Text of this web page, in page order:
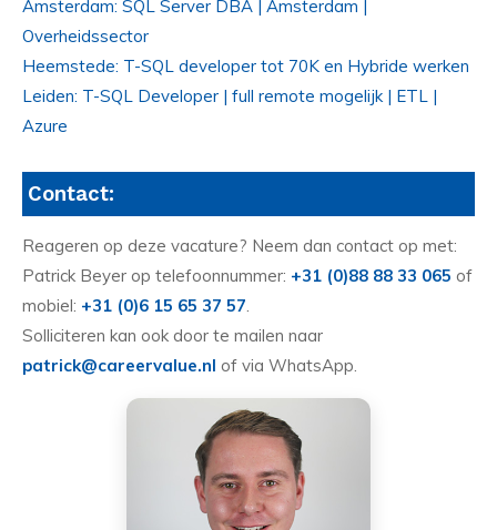
Amsterdam: SQL Server DBA | Amsterdam |
Overheidssector
Heemstede: T-SQL developer tot 70K en Hybride werken
Leiden: T-SQL Developer | full remote mogelijk | ETL |
Azure
Contact:
Reageren op deze vacature? Neem dan contact op met:
Patrick Beyer op telefoonnummer: +31 (0)88 88 33 065 of
mobiel: +31 (0)6 15 65 37 57
Solliciteren kan ook door te mailen naar
patrick@careervalue.nl of via WhatsApp.